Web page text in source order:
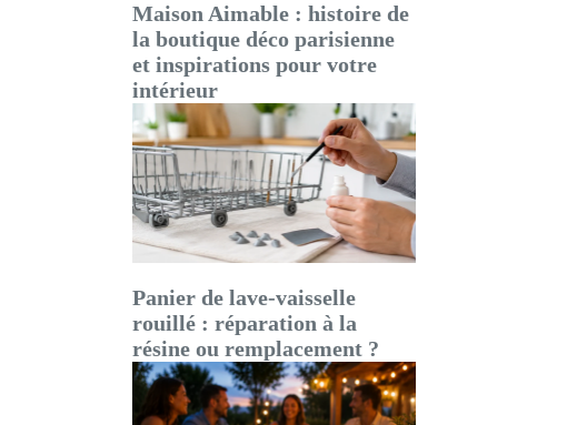
Maison Aimable : histoire de
la boutique déco parisienne
et inspirations pour votre
intérieur
Panier de lave-vaisselle
rouillé : réparation à la
résine ou remplacement ?